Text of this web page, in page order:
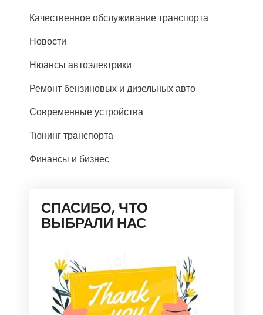
Качественное обслуживание транспорта
Новости
Нюансы автоэлектрики
Ремонт бензиновых и дизельных авто
Современные устройства
Тюнинг транспорта
Финансы и бизнес
СПАСИБО, ЧТО
ВЫБРАЛИ НАС